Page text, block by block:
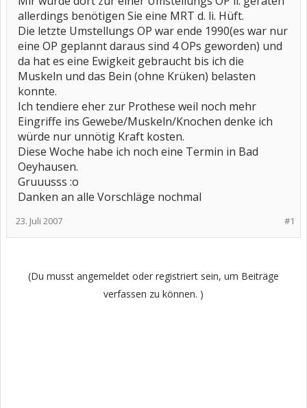
allerdings benötigen Sie eine MRT d. li. Hüft.
Die letzte Umstellungs OP war ende 1990(es war nur
eine OP geplannt daraus sind 4 OPs geworden) und
da hat es eine Ewigkeit gebraucht bis ich die
Muskeln und das Bein (ohne Krüken) belasten
konnte.
Ich tendiere eher zur Prothese weil noch mehr
Eingriffe ins Gewebe/Muskeln/Knochen denke ich
würde nur unnötig Kraft kosten.
Diese Woche habe ich noch eine Termin in Bad
Oeyhausen.
Gruuusss :o
Danken an alle Vorschläge nochmal
#1
23. Juli 2007
(Du musst angemeldet oder registriert sein, um Beiträge
verfassen zu können. )